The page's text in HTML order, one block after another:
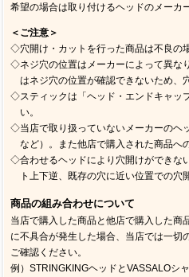
希望の場合は取り付けるヘッドのメーカ
＜ご注意＞
◇穴開け・カットを行った商品は不良の
◇ネジ穴の位置はメーカーによって異な
はネジ穴の位置が確認できないため、
◇スティックは「ヘッド・エンドキャッ
い。
◇当店で取り扱っていないメーカーのヘ
など）。また他店で購入された商品へ
◇合わせるヘッドにより穴開けができな
ト上下逆、既存の穴に近い位置での穴
商品の組み合わせについて
当店で購入した商品と他店で購入した商
に不具合が発生した場合、当店では一切
ご確認ください。
例）STRINGKINGヘッドとVASSALOシ